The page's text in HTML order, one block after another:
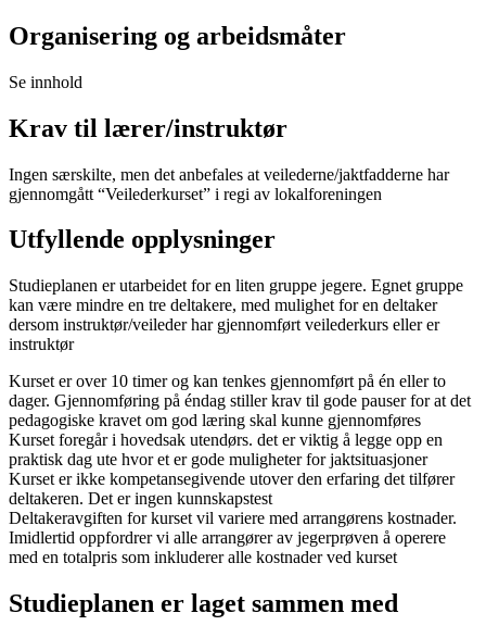
Organisering og arbeidsmåter
Se innhold
Krav til lærer/instruktør
Ingen særskilte, men det anbefales at veilederne/jaktfadderne har
gjennomgått “Veilederkurset” i regi av lokalforeningen
Utfyllende opplysninger
Studieplanen er utarbeidet for en liten gruppe jegere. Egnet gruppe
kan være mindre en tre deltakere, med mulighet for en deltaker
dersom instruktør/veileder har gjennomført veilederkurs eller er
instruktør
Kurset er over 10 timer og kan tenkes gjennomført på én eller to
dager. Gjennomføring på éndag stiller krav til gode pauser for at det
pedagogiske kravet om god læring skal kunne gjennomføres
Kurset foregår i hovedsak utendørs. det er viktig å legge opp en
praktisk dag ute hvor et er gode muligheter for jaktsituasjoner
Kurset er ikke kompetansegivende utover den erfaring det tilfører
deltakeren. Det er ingen kunnskapstest
Deltakeravgiften for kurset vil variere med arrangørens kostnader.
Imidlertid oppfordrer vi alle arrangører av jegerprøven å operere
med en totalpris som inkluderer alle kostnader ved kurset
Studieplanen er laget sammen med